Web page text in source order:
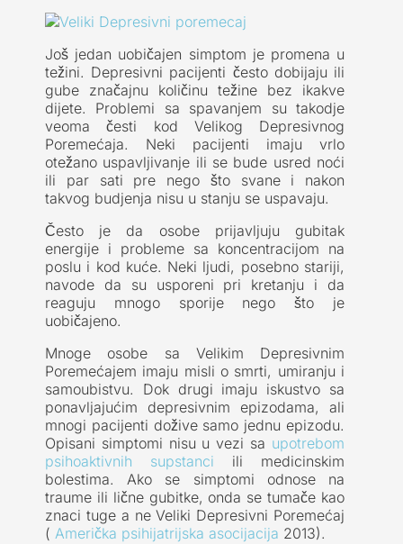
Još jedan uobičajen simptom je promena u
težini. Depresivni pacijenti često dobijaju ili
gube značajnu količinu težine bez ikakve
dijete. Problemi sa spavanjem su takodje
veoma česti kod Velikog Depresivnog
Poremećaja. Neki pacijenti imaju vrlo
otežano uspavljivanje ili se bude usred noći
ili par sati pre nego što svane i nakon
takvog budjenja nisu u stanju se uspavaju.
Često je da osobe prijavljuju gubitak
energije i probleme sa koncentracijom na
poslu i kod kuće. Neki ljudi, posebno stariji,
navode da su usporeni pri kretanju i da
reaguju mnogo sporije nego što je
uobičajeno.
Mnoge osobe sa Velikim Depresivnim
Poremećajem imaju misli o smrti, umiranju i
samoubistvu. Dok drugi imaju iskustvo sa
ponavljajućim depresivnim epizodama, ali
mnogi pacijenti dožive samo jednu epizodu.
Opisani simptomi nisu u vezi sa upotrebom
psihoaktivnih supstanci ili medicinskim
bolestima. Ako se simptomi odnose na
traume ili lične gubitke, onda se tumače kao
znaci tuge a ne Veliki Depresivni Poremećaj
( Američka psihijatrijska asocijacija 2013).